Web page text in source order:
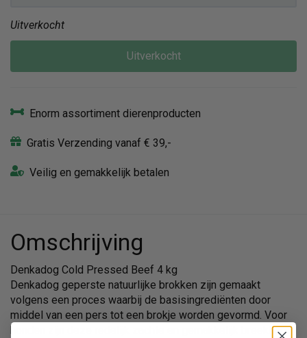
Uitverkocht
Uitverkocht
Enorm assortiment dierenproducten
Gratis Verzending vanaf € 39,-
Veilig en gemakkelijk betalen
Omschrijving
Denkadog Cold Pressed Beef 4 kg
Denkadog geperste natuurlijke brokken zijn gemaakt
volgens een proces waarbij de basisingrediënten door
middel van een pers tot een brokje worden gevormd. Voor
honden zijn deze redelijk zachte en gemakkelijk breekbare